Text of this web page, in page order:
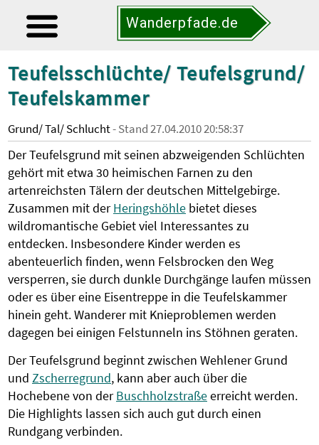
Wanderpfade.de
Teufelsschlüchte/ Teufelsgrund/
Teufelskammer
Grund/ Tal/ Schlucht- Stand 27.04.2010 20:58:37
Der Teufelsgrund mit seinen abzweigenden Schlüchten
gehört mit etwa 30 heimischen Farnen zu den
artenreichsten Tälern der deutschen Mittelgebirge.
Zusammen mit derHeringshöhle bietet dieses
wildromantische Gebiet viel Interessantes zu
entdecken. Insbesondere Kinder werden es
abenteuerlich finden, wenn Felsbrocken den Weg
versperren, sie durch dunkle Durchgänge laufen müssen
oder es über eine Eisentreppe in die Teufelskammer
hinein geht. Wanderer mit Knieproblemen werden
dagegen bei einigen Felstunneln ins Stöhnen geraten.
Der Teufelsgrund beginnt zwischen Wehlener Grund
und Zscherregrund, kann aber auch über die
Hochebene von derBuschholzstraßeerreicht werden.
Die Highlights lassen sich auch gut durch einen
Rundgang verbinden.